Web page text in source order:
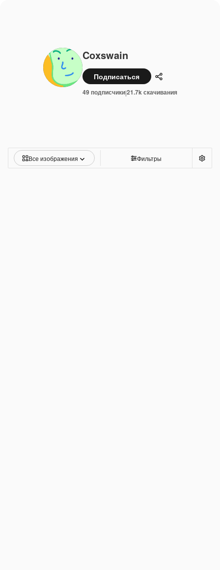
Coxswain
Подписаться Поделиться
49 подписчики|21.7k скачивания
Все изображения Фильтры